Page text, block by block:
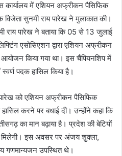
कार्यालय में एशियन अफ्रीकन पैसिफिक
विजेता सुनमी राय पारेख ने मुलाकात की।
राय पारेख ने बताया कि 05 से 13 जुलाई
एसोसिएशन द्वारा एशियन अफ्रीकन
आयोजन किया गया था। इस चैंपियनशिप में
पदक हासिल किया है।
को एशियन अफ्रीकन पैसिफिक
करने पर बधाई दी। उन्होंने कहा कि
का मान बढ़ाया है। प्रदेश की बेटियों
मिलेगी। इस अवसर पर अंजय शुक्ला,
गणमान्यजन उपस्थित थे।